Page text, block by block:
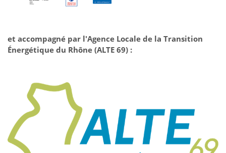
et accompagné par l'Agence Locale de la Transition
Énergétique du Rhône (ALTE 69) :